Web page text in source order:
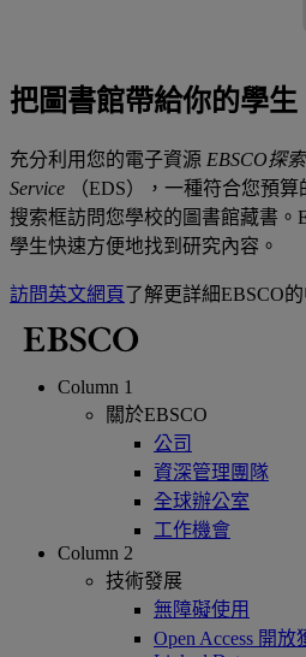
把圖書館帶給你的學生
充分利用您的電子資源 EBSCO探
Service （EDS），一種符合您預
搜索框訪問您學校的圖書館藏書。
學生快速方便地找到研究內容。
訪問英文網頁了解更詳細EBSCO
Column 1
關於EBSCO
公司
資深管理團隊
全球辦公室
工作機會
Column 2
技術發展
無障礙使用
Open Access 開放